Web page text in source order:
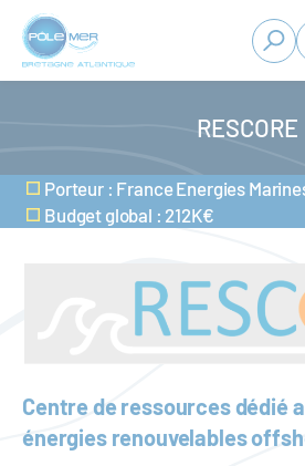
Panneau de gestion des cookies
Aller
contenu
RESCORE
Porteur : France Energies
Budget global : 212K€
Centre de ressources dédié
énergies renouvelables